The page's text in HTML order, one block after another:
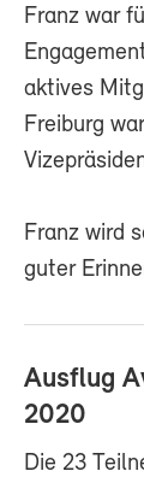
Franz war
aktives
Freiburg
Franz wird
guter
Ausflug
2020
Die 23